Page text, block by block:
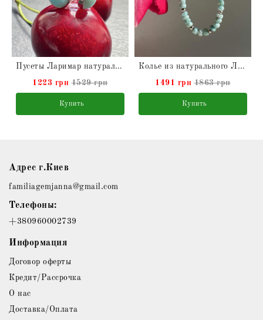
Пусеты Ларимар натуральный
1223 грн 1529 грн
Купить
Колье из натурального Ларимара на серебряной цепочке
1491 грн 1863 грн
Купить
Адрес г.Киев
familiagemjanna@gmail.com
Телефоны:
+380960002739
Информация
Договор оферты
Кредит/Рассрочка
О нас
Доставка/Оплата